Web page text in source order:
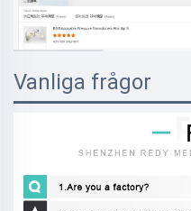
Vanliga frågor